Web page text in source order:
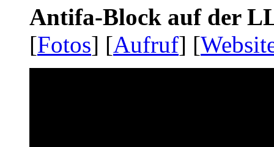
Antifa-Block auf der
[Fotos] [Aufruf] [